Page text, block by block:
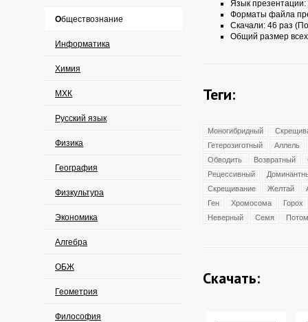
Обществознание
Информатика
Химия
МХК
Русский язык
Физика
География
Физкультура
Экономика
Алгебра
ОБЖ
Геометрия
Философия
Язык презентации:
Форматы файла
Скачали: 46 раз
Общий размер
Теги:
Моногибридный
Гетерозиготный
Аллель
Обводить
Возвратный
Рецессивный
Скрещивание
Желтай
Ген
Хромосома
Горох
Неверный
Семя
Скачать: